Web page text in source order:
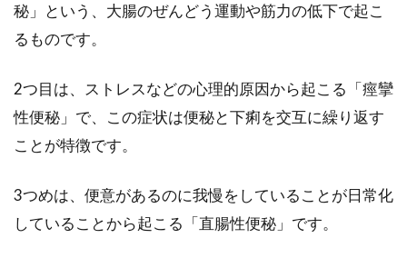
チューブタイプのバターに含まれる
チューブタイプのバターと聞くと、いつもは固
く感じがちなバターが、使いやすくなったもの
ビタミンcの飲料水はここが優れてい
秘」という、大腸のぜんどう運動や筋力の低下で起こ
るものです。
2つ目は、ストレスなどの心理的原因から起こる「痙攣
性便秘」で、この症状は便秘と下痢を交互に繰り返す
ことが特徴です。
3つめは、便意があるのに我慢をしていることが日常化
していることから起こる「直腸性便秘」です。